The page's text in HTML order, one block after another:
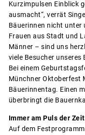
Kurzimpulsen Einblick
ausmacht“, verrät
Bäuerinnen nicht unter
Frauen aus Stadt und
Männer – sind uns
viele Besucher unseres
Bei einem
Münchner Oktoberfest
Bäuerinnentag. Einen
überbringt die
Immer am Puls der Zeit
Auf dem